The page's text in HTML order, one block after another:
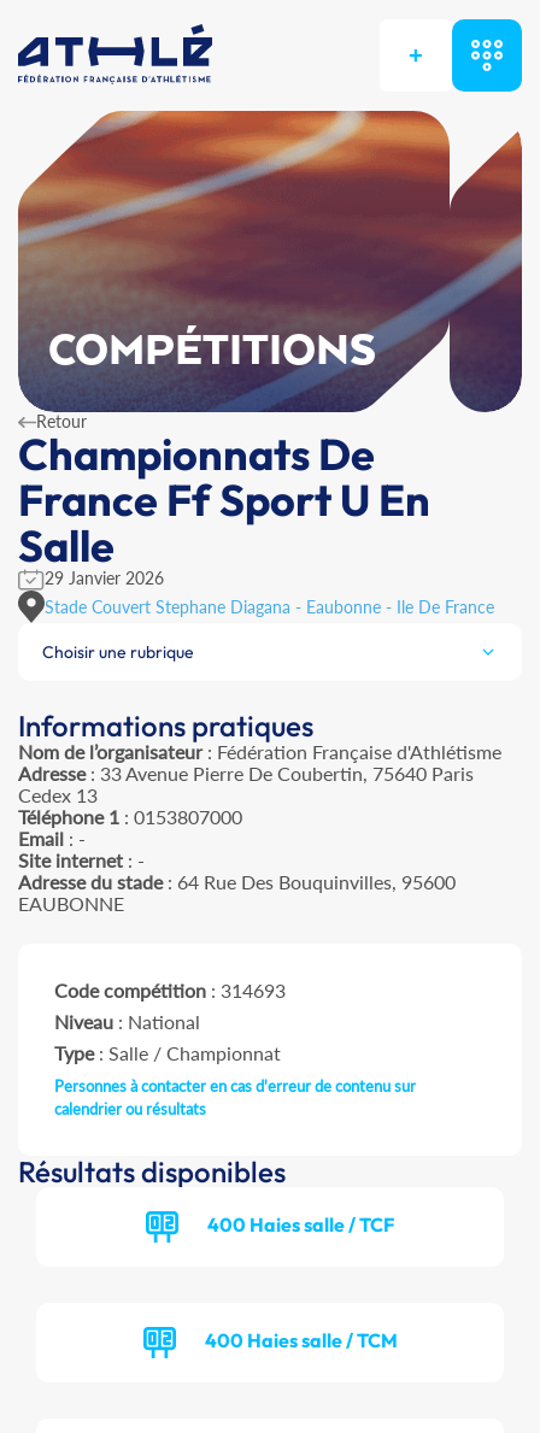
+
COMPÉTITIONS
Retour
Championnats De
France Ff Sport U En
Salle
29 Janvier 2026
Stade Couvert Stephane Diagana - Eaubonne - Ile De France
Choisir une rubrique
Informations pratiques
Nom de l’organisateur: Fédération Française d'Athlétisme
Adresse: 33 Avenue Pierre De Coubertin, 75640 Paris
Cedex 13
Téléphone 1 : 0153807000
Email : -
Site internet : -
Adresse du stade: 64 Rue Des Bouquinvilles, 95600
EAUBONNE
Code compétition : 314693
Niveau : National
Type: Salle / Championnat
Personnes à contacter en cas d'erreur de contenu sur
calendrier ou résultats
Résultats disponibles
400 Haies salle / TCF
400 Haies salle / TCM